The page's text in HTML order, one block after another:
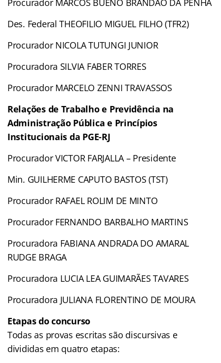
Procurador MARCOS BUENO BRANDÃO DA PENHA
Des. Federal THEOFILIO MIGUEL FILHO (TFR2)
Procurador NICOLA TUTUNGI JUNIOR
Procuradora SILVIA FABER TORRES
Procurador MARCELO ZENNI TRAVASSOS
Relações de Trabalho e Previdência na
Administração Pública e Princípios
Institucionais da PGE-RJ
Procurador VICTOR FARJALLA – Presidente
Min. GUILHERME CAPUTO BASTOS (TST)
Procurador RAFAEL ROLIM DE MINTO
Procurador FERNANDO BARBALHO MARTINS
Procuradora FABIANA ANDRADA DO AMARAL
RUDGE BRAGA
Procuradora LUCIA LEA GUIMARÃES TAVARES
Procuradora JULIANA FLORENTINO DE MOURA
Etapas do concurso
Todas as provas escritas são discursivas e
divididas em quatro etapas: